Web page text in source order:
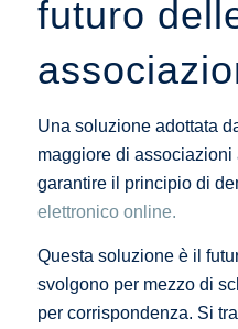
futuro
Una soluzione adottata
maggiore di
garantire il principio di
elettronico online.
Questa soluzione è il
svolgono per mezzo di
per corrispondenza. Si